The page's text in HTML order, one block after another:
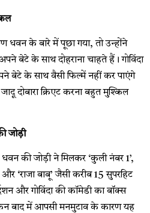
धवन के बारे में पूछा गया, तो उन्होंने
बेटे के साथ दोहराना चाहते हैं। गोविंदा
बेटे के साथ वैसी फिल्में नहीं कर पाएंगे
दोबारा क्रिएट करना बहुत मुश्किल
जोड़ी
की जोड़ी ने मिलकर ‘कुली नंबर 1’,
और ‘राजा बाबू’ जैसी करीब 15 सुपरहिट
और गोविंदा की कॉमेडी का बॉक्स
बाद में आपसी मनमुटाव के कारण यह